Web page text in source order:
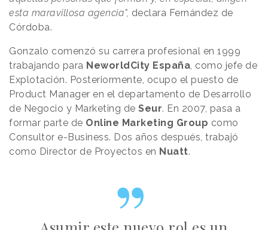
esta maravillosa agencia", declara Fernández de
Córdoba.
Gonzalo comenzó su carrera profesional en 1999
trabajando para NeworldCity España, como jefe de
Explotación. Posteriormente, ocupo el puesto de
Product Manager en el departamento de Desarrollo
de Negocio y Marketing de Seur. En 2007, pasa a
formar parte de Online Marketing Group como
Consultor e-Business. Dos años después, trabajó
como Director de Proyectos en Nuatt.